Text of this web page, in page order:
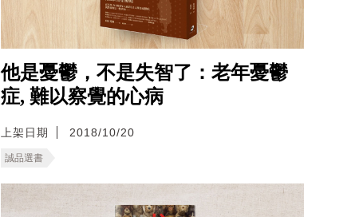
他是憂鬱，不是失智了：老年憂鬱
症, 難以察覺的心病
上架日期 2018/10/20
誠品選書